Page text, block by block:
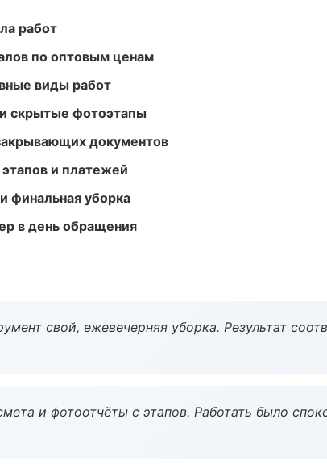
работ
по оптовым ценам
виды работ
скрытые фотоэтапы
документов
и платежей
финальная уборка
в день обращения
свой, ежевечерняя уборка. Результат
и фотоотчёты с этапов. Работать было